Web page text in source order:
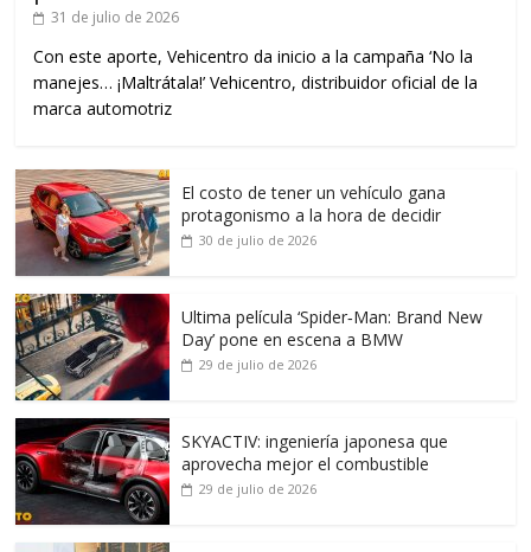
31 de julio de 2026
Con este aporte, Vehicentro da inicio a la campaña ‘No la
manejes… ¡Maltrátala!’ Vehicentro, distribuidor oficial de la
marca automotriz
El costo de tener un vehículo gana
protagonismo a la hora de decidir
30 de julio de 2026
Ultima película ‘Spider‑Man: Brand New
Day’ pone en escena a BMW
29 de julio de 2026
SKYACTIV: ingeniería japonesa que
aprovecha mejor el combustible
29 de julio de 2026